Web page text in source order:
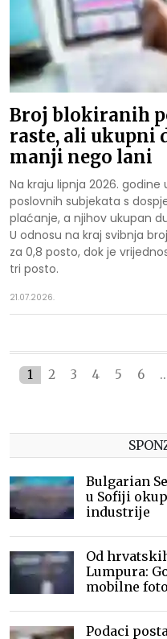
Broj blokiranih
raste, ali ukupni
manji nego lani
Na kraju lipnja 2026. godine
poslovnih subjekata s
plaćanje, a njihov ukupan
U odnosu na kraj svibnja
za 0,8 posto, dok je
tri posto.
21.07.2026.
1 2 3 4 5 6
Bulgarian
u Sofiji
industrije
Od
Lumpura:
mobilne
Podaci